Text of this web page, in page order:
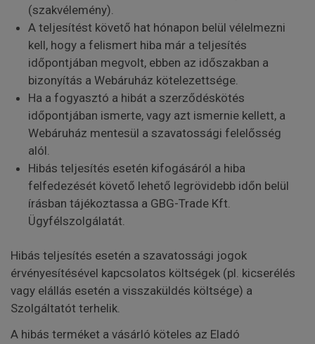
(szakvélemény).
A teljesítést követő hat hónapon belül vélelmezni
kell, hogy a felismert hiba már a teljesítés
időpontjában megvolt, ebben az időszakban a
bizonyítás a Webáruház kötelezettsége.
Ha a fogyasztó a hibát a szerződéskötés
időpontjában ismerte, vagy azt ismernie kellett, a
Webáruház mentesül a szavatossági felelősség
alól.
Hibás teljesítés esetén kifogásáról a hiba
felfedezését követő lehető legrövidebb időn belül
írásban tájékoztassa a GBG-Trade Kft.
Ügyfélszolgálatát.
Hibás teljesítés esetén a szavatossági jogok
érvényesítésével kapcsolatos költségek (pl. kicserélés
vagy elállás esetén a visszaküldés költsége) a
Szolgáltatót terhelik.
A hibás terméket a vásárló köteles az Eladó